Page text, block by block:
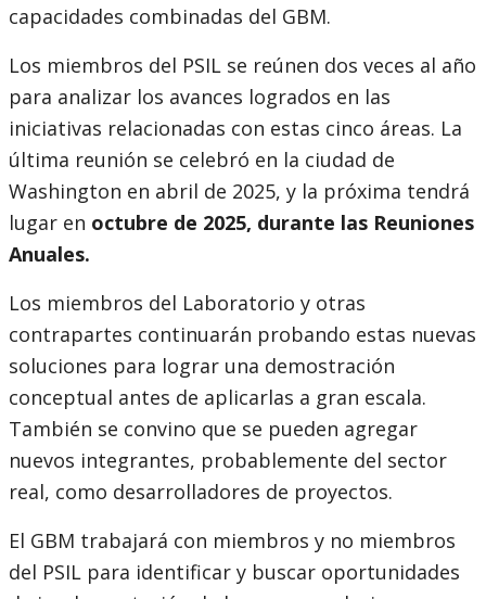
capacidades combinadas del GBM.
Los miembros del PSIL se reúnen dos veces al año
para analizar los avances logrados en las
iniciativas relacionadas con estas cinco áreas. La
última reunión se celebró en la ciudad de
Washington en abril de 2025, y la próxima tendrá
lugar en octubre de 2025, durante las Reuniones
Anuales.
Los miembros del Laboratorio y otras
contrapartes continuarán probando estas nuevas
soluciones para lograr una demostración
conceptual antes de aplicarlas a gran escala.
También se convino que se pueden agregar
nuevos integrantes, probablemente del sector
real, como desarrolladores de proyectos.
El GBM trabajará con miembros y no miembros
del PSIL para identificar y buscar oportunidades